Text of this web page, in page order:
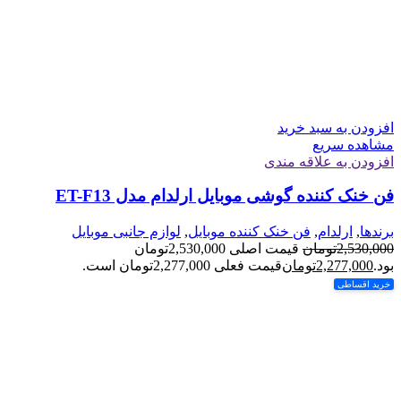
افزودن به سبد خرید
مشاهده سریع
افزودن به علاقه مندی
فن خنک کننده گوشی موبایل ارلدام مدل ET-F13
برندها, ارلدام, فن خنک کننده موبایل, لوازم جانبی موبایل
2,530,000تومان
قیمت اصلی 2,530,000تومان
بود.2,277,000تومانقیمت فعلی 2,277,000تومان است.
خرید اقساطی